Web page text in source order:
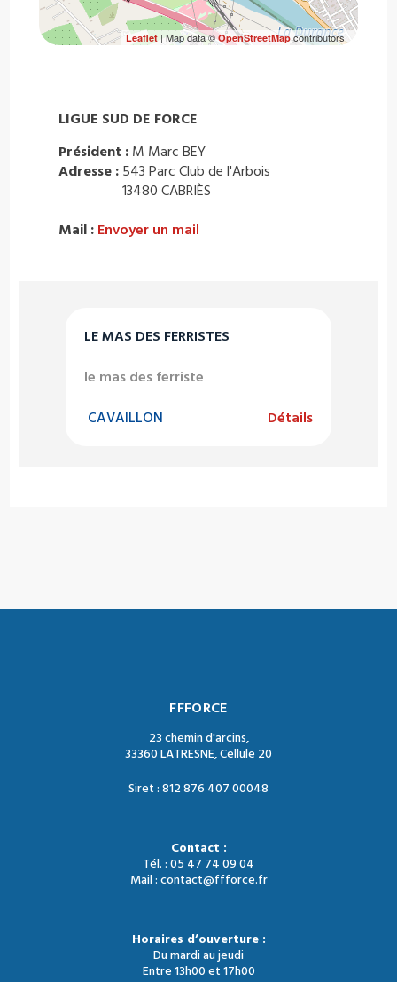
LE MAS DES FERRISTES
le mas des ferriste
CAVAILLON Détails
Leaflet| Map data ©OpenStreetMapcontributors
LIGUE SUD DE FORCE
Président : M Marc BEY
Adresse : 543 Parc Club de l'Arbois
13480 CABRIÈS
Mail : Envoyer un mail
FFFORCE
23 chemin d'arcins,
33360 LATRESNE, Cellule 20
Siret : 812 876 407 00048
Contact :
Tél. : 05 47 74 09 04
Mail : contact@ffforce.fr
Horaires d’ouverture :
Du mardi au jeudi
Entre 13h00 et 17h00